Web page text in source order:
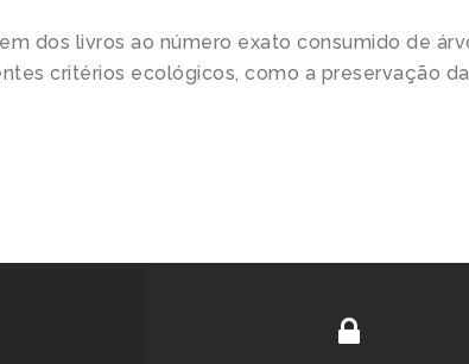
dos livros ao número exato consumido de
critérios ecológicos, como a preservação